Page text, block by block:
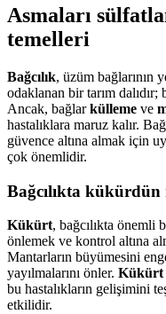
Asmaları
temelleri
Bağcılık, üzüm bağlarının
odaklanan bir tarım dalıdır;
Ancak, bağlarkülleme ve
hastalıklara maruz kalır.
güvence altına almak için
çok önemlidir.
Bağcılıkta kükürdün
Kükürt, bağcılıkta önemli
önlemek ve kontrol altına
Mantarların büyümesini
yayılmalarını önler. Kükürt
bu hastalıkların gelişimini
etkilidir.